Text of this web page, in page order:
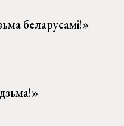
беларусамі!»